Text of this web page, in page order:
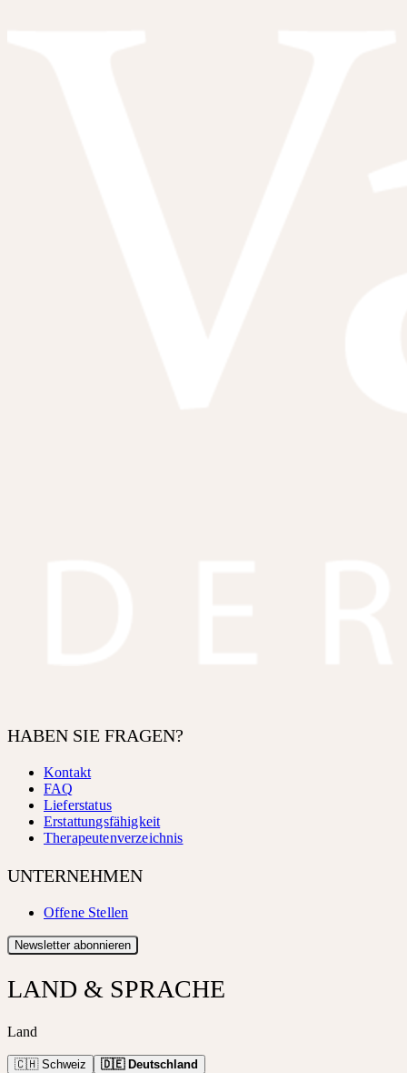
HABEN SIE FRAGEN?
Kontakt
FAQ
Lieferstatus
Erstattungsfähigkeit
Therapeutenverzeichnis
UNTERNEHMEN
Offene Stellen
Newsletter abonnieren
LAND & SPRACHE
Land
🇨🇭 Schweiz 🇩🇪 Deutschland